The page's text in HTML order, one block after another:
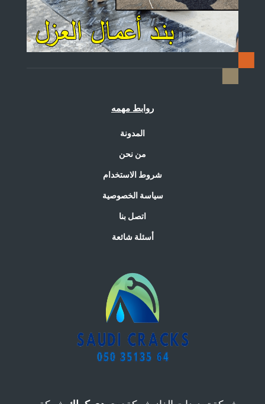
روابط مهمه
المدونة
من نحن
شروط الاستخدام
سياسة الخصوصية
اتصل بنا
أسئلة شائعة